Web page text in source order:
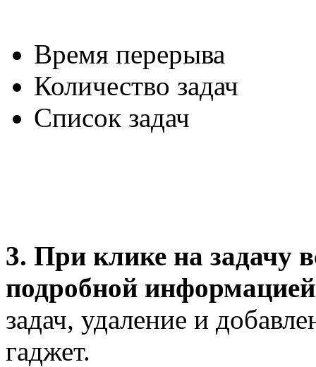
Время перерыва
Количество задач
Список задач
3. При клике на задачу
подробной информацией
задач, удаление и
гаджет.